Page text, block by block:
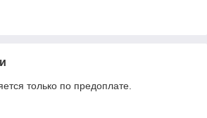
только по предоплате.